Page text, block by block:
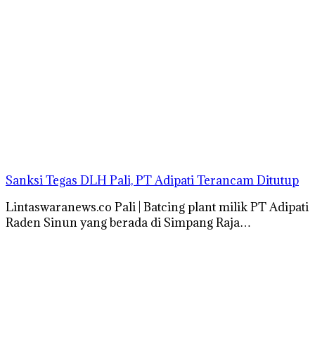
Sanksi Tegas DLH Pali, PT Adipati Terancam Ditutup
Lintaswaranews.co Pali | Batcing plant milik PT Adipati
Raden Sinun yang berada di Simpang Raja…